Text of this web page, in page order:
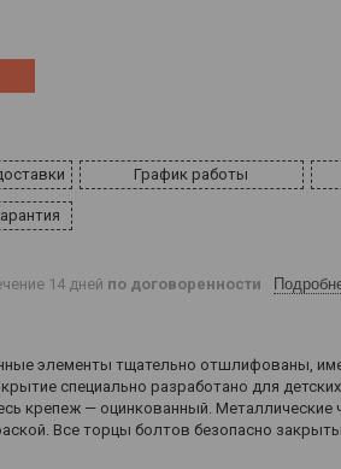
График работы
14 дней по договоренности
элементы тщательно отшлифованы,
специально разработано для
крепеж — оцинкованный. Металлические
Все торцы болтов безопасно